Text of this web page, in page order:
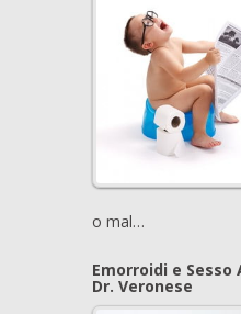
o mal…
Emorroidi e Sesso
Dr. Veronese